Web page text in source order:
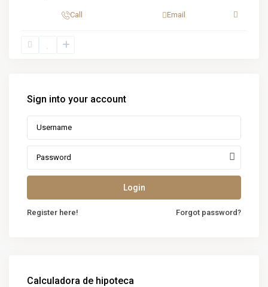
Call Email
Sign into your account
Login
Register here! Forgot password?
Calculadora de hipoteca